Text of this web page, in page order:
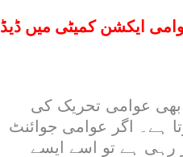
ایکشن کمیٹی میں ڈیڈ
بھی عوامی تحریک کی
ہے۔ اگر عوامی جوائنٹ
رہی ہے تو اسے ایسے